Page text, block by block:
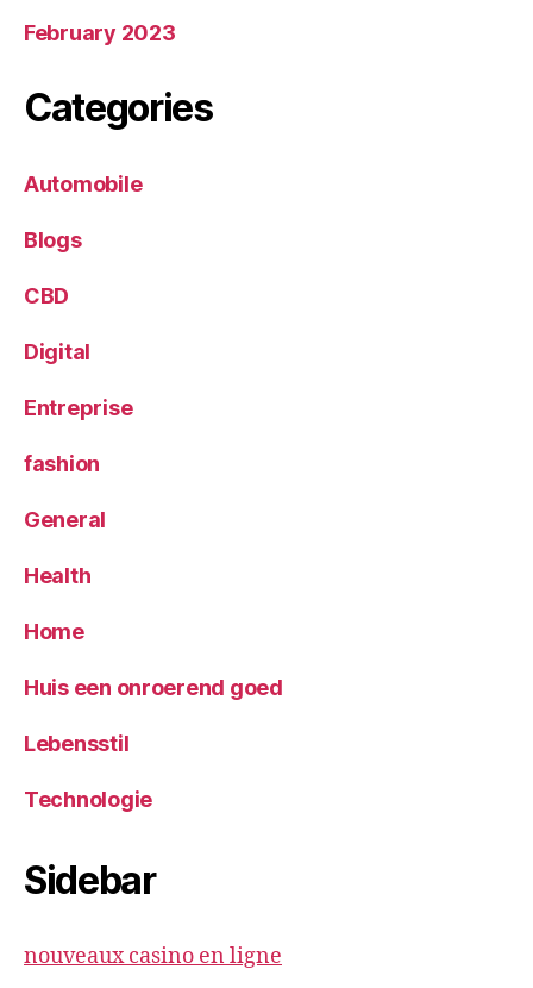
February 2023
Categories
Automobile
Blogs
CBD
Digital
Entreprise
fashion
General
Health
Home
Huis een onroerend goed
Lebensstil
Technologie
Sidebar
nouveaux casino en ligne